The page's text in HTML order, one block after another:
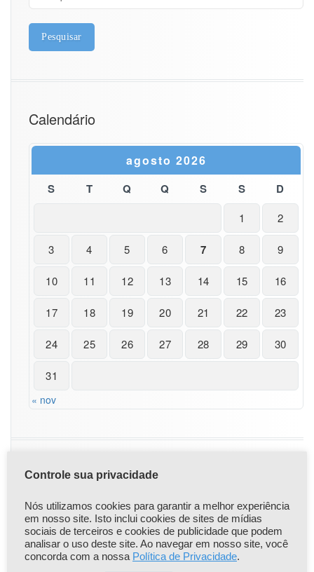
Calendário
agosto 2026
S T Q Q S S D
1 2
3 4 5 6 7 8 9
10 11 12 13 14 15 16
17 18 19 20 21 22 23
24 25 26 27 28 29 30
31
« nov
Popular | Recent | Comentário
Comunicado Importante
Apr 22,2021
Controle sua privacidade
Nós utilizamos cookies para garantir a melhor experiência
em nosso site. Isto inclui cookies de sites de mídias
sociais de terceiros e cookies de publicidade que podem
analisar o uso deste site. Ao navegar em nosso site, você
concorda com a nossa Política de Privacidade.